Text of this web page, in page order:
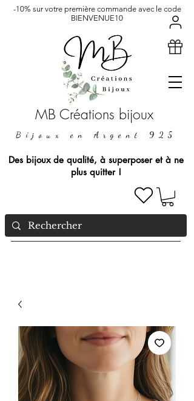
MB Créations bijoux
Bijoux en Argent 925
Des bijoux de qualité, à superposer et à ne
plus quitter !
-10% sur votre première commande avec le code
BIENVENUE10